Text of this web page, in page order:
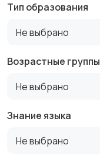
Тип образования
Не выбрано
Возрастные группы
Не выбрано
Знание языка
Не выбрано